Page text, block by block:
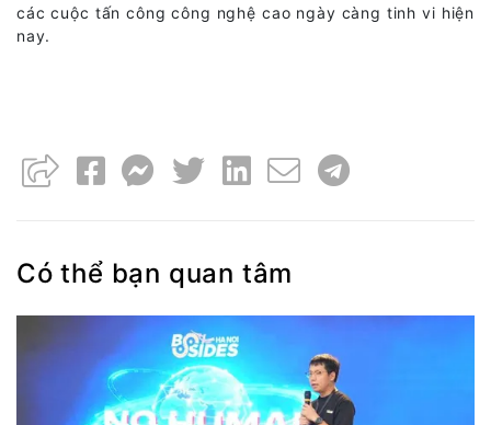
các cuộc tấn công công nghệ cao ngày càng tinh vi hiện
nay.
Có thể bạn quan tâm